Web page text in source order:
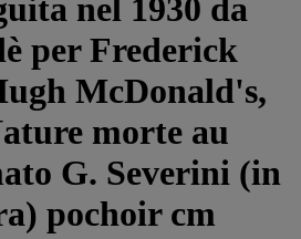
nel 1930 da
per Frederick
McDonald's,
morte au
G. Severini (in
pochoir cm